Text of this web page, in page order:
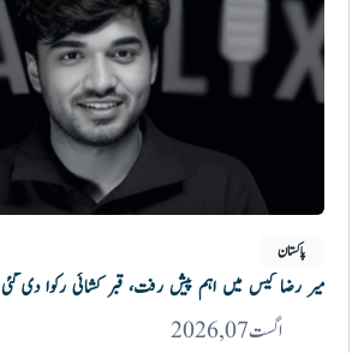
پاکستان
میر رضا کیس میں اہم پیش رفت، قبر کشائی رکوا دی گئی
اگست 07, 2026